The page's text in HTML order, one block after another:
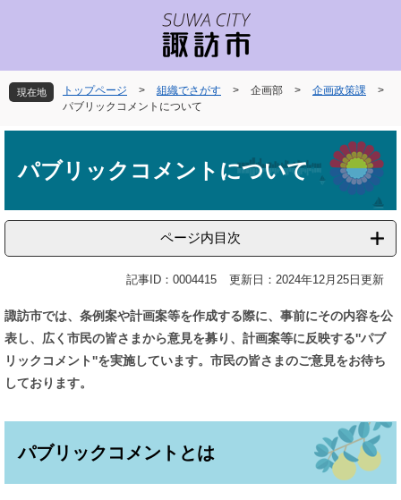
先
頭
を
飛
現在地 トップページ > 組織でさがす > 企画部 > 企画政策課
>
パブリックコメントについて
パブリックコメントについて
ページ内目次
記事ID：0004415 更新日：2024年12月25日更新
諏訪市では、条例案や計画案等を作成する際に、事前にその内容を公
表し、広く市民の皆さまから意見を募り、計画案等に反映する''パブ
リックコメント''を実施しています。市民の皆さまのご意見をお待ち
しております。
パブリックコメントとは